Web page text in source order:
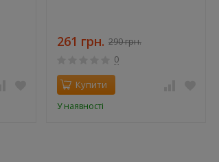
261 грн. 290 грн.
0
Купити
У наявності